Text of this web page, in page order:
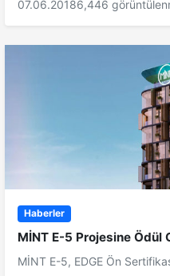
07.06.20186,446
Haberler
MİNT E-5 Projesine Ödül
MİNT E-5, EDGE Ön